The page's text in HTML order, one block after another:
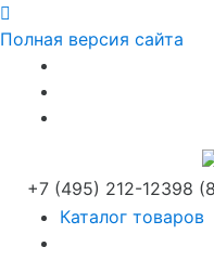
Полная версия сайта
+7 (495) 212-12398
Каталог товаров